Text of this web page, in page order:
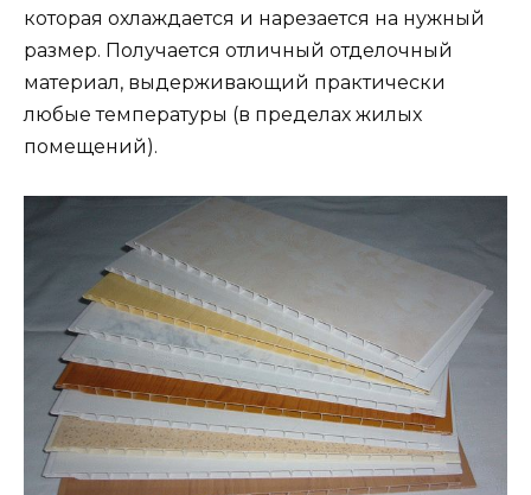
которая охлаждается и нарезается на нужный
размер. Получается отличный отделочный
материал, выдерживающий практически
любые температуры (в пределах жилых
помещений).